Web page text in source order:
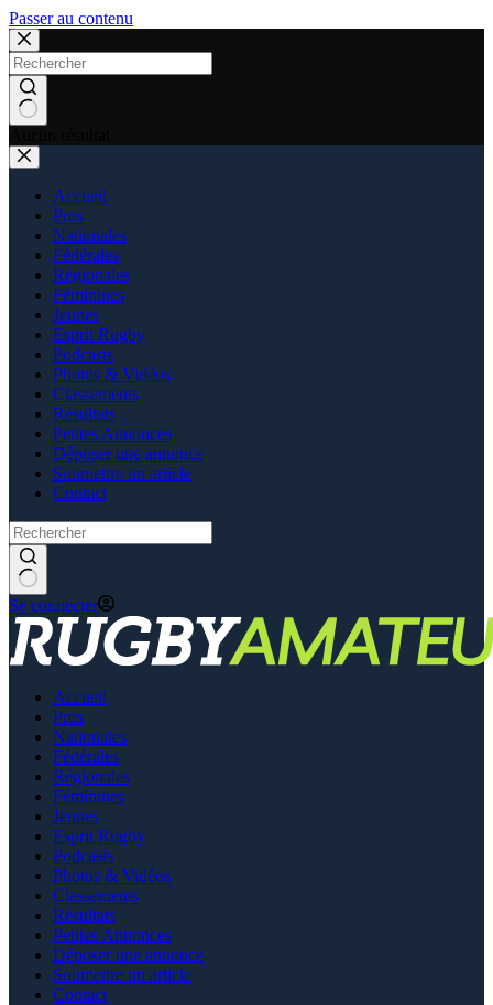
Passer au contenu
Accueil
Pros
Nationales
Fédérales
Régionales
Féminines
Jeunes
Esprit Rugby
Podcasts
Photos & Vidéos
Classements
Résultats
Petites Annonces
Déposer une annonce
Soumettre un article
Contact
Se connecter
Accueil
Pros
Nationales
Fédérales
Régionales
Féminines
Jeunes
Esprit Rugby
Podcasts
Photos & Vidéos
Classements
Résultats
Petites Annonces
Déposer une annonce
Soumettre un article
Contact